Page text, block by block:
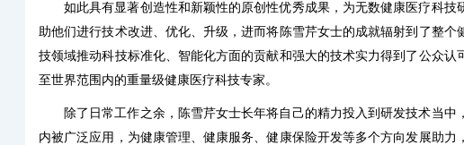
如此具有显著创造性和新颖性的原创性优秀成果，为无数健康医疗科技
助他们进行技术改进、优化、升级，进而将陈雪芹女士的成就辐射到了整个
技领域推动科技标准化、智能化方面的贡献和强大的技术实力得到了公众认
至世界范围内的重量级健康医疗科技专家。
除了日常工作之余，陈雪芹女士长年将自己的精力投入到研发技术当中
内被广泛应用，为健康管理、健康服务、健康保险开发等多个方向发展助力